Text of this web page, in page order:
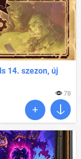
14. szezon, új
78